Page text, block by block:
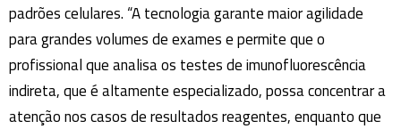
padrões celulares. “A tecnologia garante maior agilidade
para grandes volumes de exames e permite que o
profissional que analisa os testes de imunofluorescência
indireta, que é altamente especializado, possa concentrar a
atenção nos casos de resultados reagentes, enquanto que